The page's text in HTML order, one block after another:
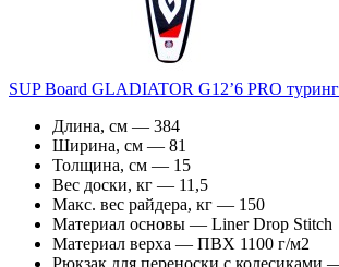
SUP Board GLADIATOR G12’6 PRO
Длина, см — 384
Ширина, см — 81
Толщина, см — 15
Вес доски, кг — 11,5
Макс. вес райдера, кг — 150
Материал основы — Liner Drop Stitch
Материал верха — ПВХ 1100 г/м2